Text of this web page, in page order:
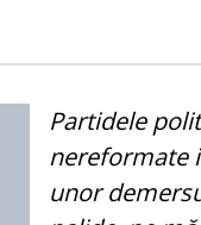
Partidele
nereformate
unor